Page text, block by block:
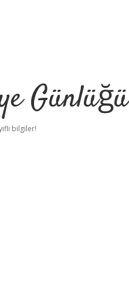
Günlüğü
bilgiler!